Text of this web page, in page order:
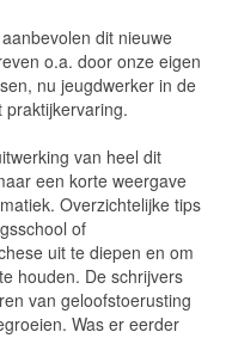
dit nieuwe
o.a. door onze eigen
nu jeugdwerker in de
praktijkervaring.
van heel dit
een korte weergave
Overzichtelijke tips
of
uit te diepen en om
houden. De schrijvers
van geloofstoerusting
Was er eerder